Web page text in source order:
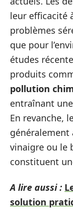
leur efficacité
problèmes
que pour
études
produits
pollution
entraînant
En revanche,
généralement
vinaigre ou le
constituent
A lire aussi :
solution